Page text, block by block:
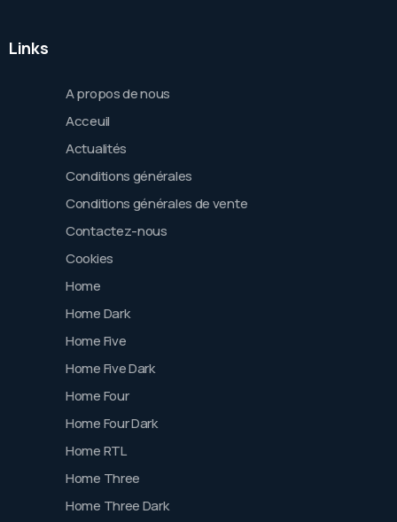
Links
A propos de nous
Acceuil
Actualités
Conditions générales
Conditions générales de vente
Contactez-nous
Cookies
Home
Home Dark
Home Five
Home Five Dark
Home Four
Home Four Dark
Home RTL
Home Three
Home Three Dark